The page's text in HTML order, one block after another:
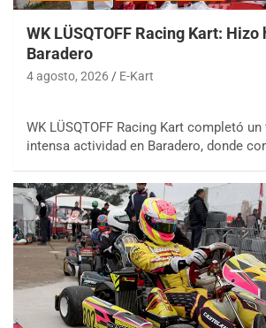
WK LÜSQTOFF Racing Kart:
Baradero
4 agosto, 2026 E-Kart
WK LÜSQTOFF Racing Kart completó
intensa actividad en Baradero, donde